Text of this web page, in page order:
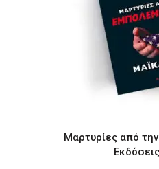
Μαρτυρίες από